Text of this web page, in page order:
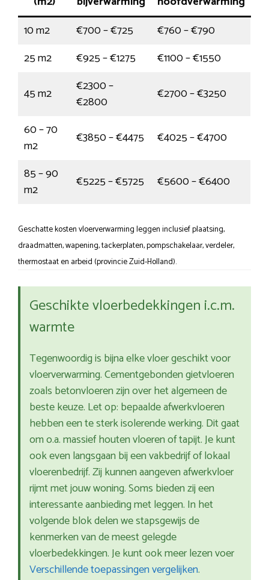
10 m2
€700 – €725
€760 – €790
25 m2
€925 – €1275
€1100 – €1550
45 m2
€2300 –
€2800
€2700 – €3250
60 – 70
m2
€3850 – €4475
€4025 – €4700
85 – 90
m2
€5225 – €5725 €5600 – €6400
Geschatte kosten vloerverwarming leggen inclusief plaatsing,
draadmatten, wapening, tackerplaten, pompschakelaar, verdeler,
thermostaat en arbeid (provincie Zuid-Holland).
Geschikte vloerbedekkingen i.c.m.
warmte
Tegenwoordig is bijna elke vloer geschikt voor
vloerverwarming. Cementgebonden gietvloeren
zoals betonvloeren zijn over het algemeen de
beste keuze. Let op: bepaalde afwerkvloeren
hebben een te sterk isolerende werking. Dit gaat
om o.a. massief houten vloeren of tapijt. Je kunt
ook even langsgaan bij een vakbedrijf of lokaal
vloerenbedrijf. Zij kunnen aangeven afwerkvloer
rijmt met jouw woning. Soms bieden zij een
interessante aanbieding met leggen. In het
volgende blok delen we stapsgewijs de
kenmerken van de meest gelegde
vloerbedekkingen. Je kunt ook meer lezen voer
Verschillende toepassingen vergelijken.